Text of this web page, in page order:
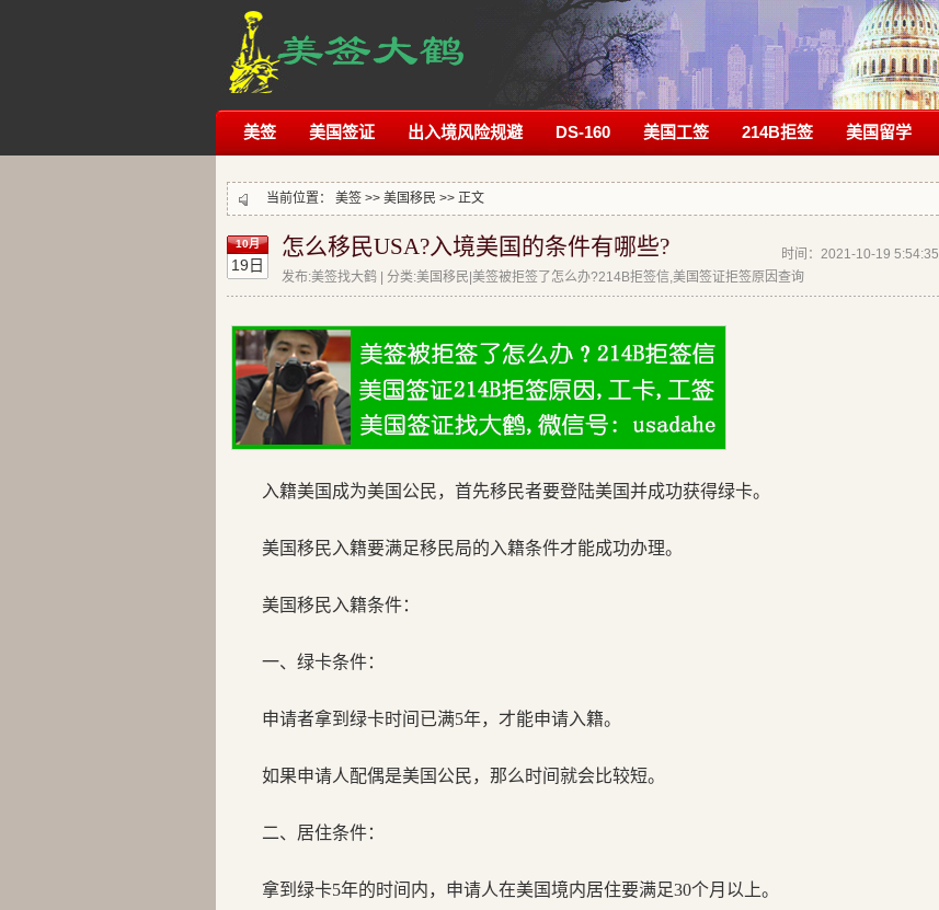
美签 美国签证 出入境风险规避 DS-160 美国工签 214B拒签 美国留学
当前位置： 美签 >> 美国移民 >> 正文
10月
19日
时间：2021-10-19 5:54:35
怎么移民USA?入境美国的条件有哪些?
发布:美签找大鹤 | 分类:美国移民|美签被拒签了怎么办?214B拒签信,美国签证拒签原因查询
入籍美国成为美国公民，首先移民者要登陆美国并成功获得绿卡。
美国移民入籍要满足移民局的入籍条件才能成功办理。
美国移民入籍条件：
一、绿卡条件：
申请者拿到绿卡时间已满5年，才能申请入籍。
如果申请人配偶是美国公民，那么时间就会比较短。
二、居住条件：
拿到绿卡5年的时间内，申请人在美国境内居住要满足30个月以上。